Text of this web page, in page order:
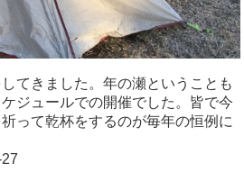
てきました。年の瀬ということも
ジュールでの開催でした。皆で今
って乾杯をするのが毎年の恒例に